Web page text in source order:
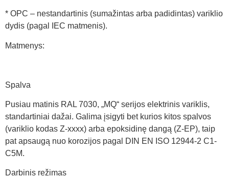
* OPC – nestandartinis (sumažintas arba padidintas) variklio
dydis (pagal IEC matmenis).
Matmenys:
Spalva
Pusiau matinis RAL 7030, „MQ“ serijos elektrinis variklis,
standartiniai dažai. Galima įsigyti bet kurios kitos spalvos
(variklio kodas Z-xxxx) arba epoksidinę dangą (Z-EP), taip
pat apsaugą nuo korozijos pagal DIN EN ISO 12944-2 C1-
C5M.
Darbinis režimas